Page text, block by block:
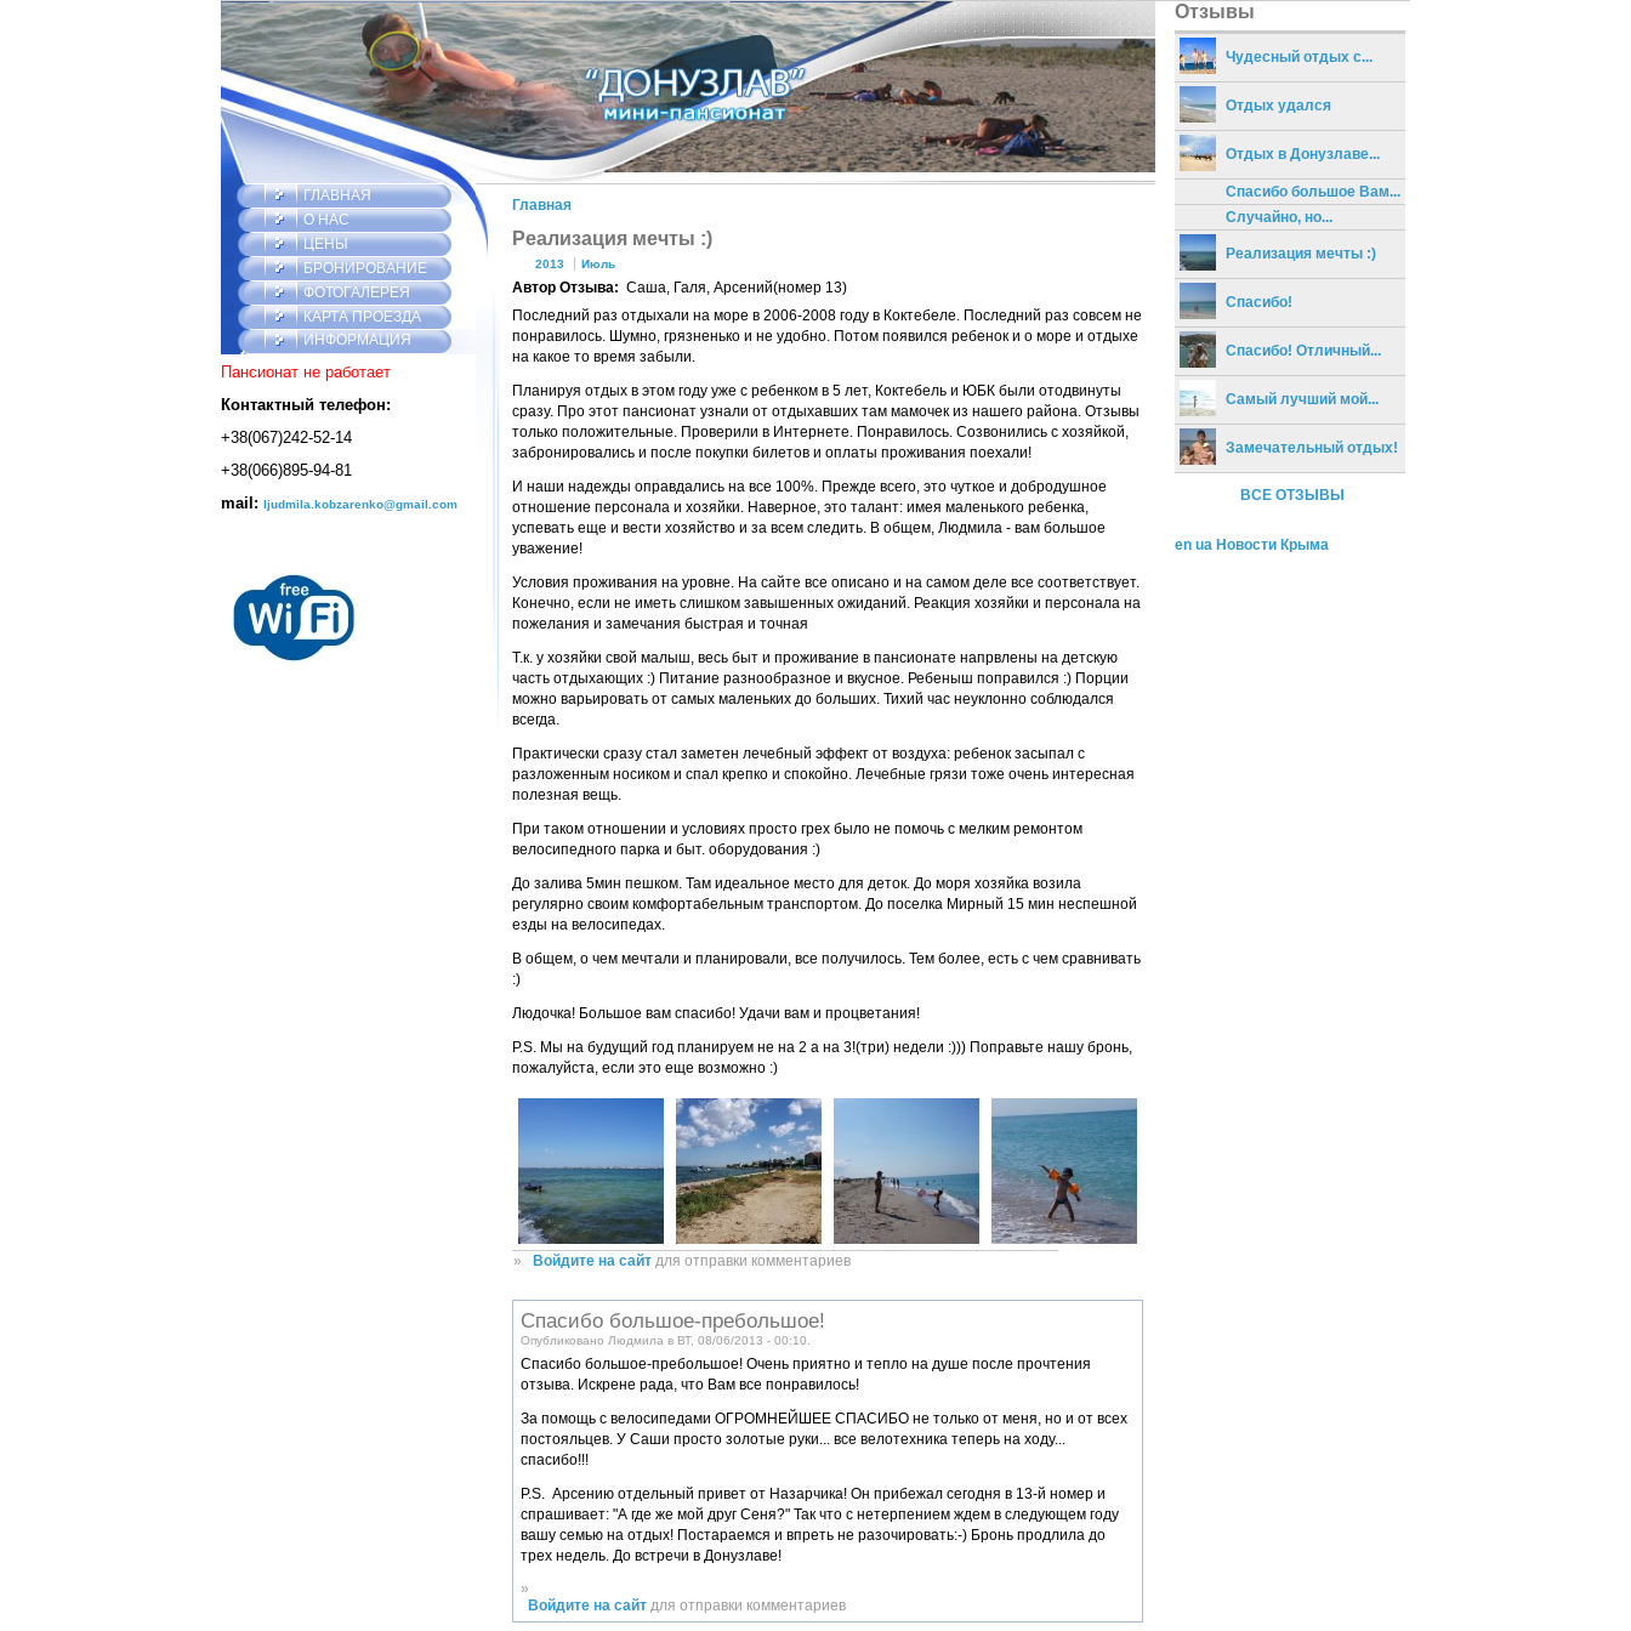
Отзывы
Чудесный отдых с...
Отдых удался
Отдых в Донузлаве...
Спасибо большое Вам...
Случайно, но...
Реализация мечты :)
Спасибо!
Спасибо! Отличный...
Самый лучший мой...
Замечательный отдых!
ВСЕ ОТЗЫВЫ
en ua Новости Крыма
ГЛАВНАЯ
О НАС
ЦЕНЫ
БРОНИРОВАНИЕ
ФОТОГАЛЕРЕЯ
КАРТА ПРОЕЗДА
ИНФОРМАЦИЯ
Пансионат не работает
Контактный телефон:
+38(067)242-52-14
+38(066)895-94-81
mail: ljudmila.kobzarenko@gmail.com
Главная
Реализация мечты :)
2013 Июль
Автор Отзыва: Саша, Галя, Арсений(номер 13)
Последний раз отдыхали на море в 2006-2008 году в Коктебеле. Последний раз совсем не
понравилось. Шумно, грязненько и не удобно. Потом появился ребенок и о море и отдыхе
на какое то время забыли.
Планируя отдых в этом году уже с ребенком в 5 лет, Коктебель и ЮБК были отодвинуты
сразу. Про этот пансионат узнали от отдыхавших там мамочек из нашего района. Отзывы
только положительные. Проверили в Интернете. Понравилось. Созвонились с хозяйкой,
забронировались и после покупки билетов и оплаты проживания поехали!
И наши надежды оправдались на все 100%. Прежде всего, это чуткое и добродушное
отношение персонала и хозяйки. Наверное, это талант: имея маленького ребенка,
успевать еще и вести хозяйство и за всем следить. В общем, Людмила - вам большое
уважение!
Условия проживания на уровне. На сайте все описано и на самом деле все соответствует.
Конечно, если не иметь слишком завышенных ожиданий. Реакция хозяйки и персонала на
пожелания и замечания быстрая и точная
Т.к. у хозяйки свой малыш, весь быт и проживание в пансионате напрвлены на детскую
часть отдыхающих :) Питание разнообразное и вкусное. Ребеныш поправился :) Порции
можно варьировать от самых маленьких до больших. Тихий час неуклонно соблюдался
всегда.
Практически сразу стал заметен лечебный эффект от воздуха: ребенок засыпал с
разложенным носиком и спал крепко и спокойно. Лечебные грязи тоже очень интересная
полезная вещь.
При таком отношении и условиях просто грех было не помочь с мелким ремонтом
велосипедного парка и быт. оборудования :)
До залива 5мин пешком. Там идеальное место для деток. До моря хозяйка возила
регулярно своим комфортабельным транспортом. До поселка Мирный 15 мин неспешной
езды на велосипедах.
В общем, о чем мечтали и планировали, все получилось. Тем более, есть с чем сравнивать
:)
Людочка! Большое вам спасибо! Удачи вам и процветания!
P.S. Мы на будущий год планируем не на 2 а на 3!(три) недели :))) Поправьте нашу бронь,
пожалуйста, если это еще возможно :)
» Войдите на сайт для отправки комментариев
Спасибо большое-пребольшое!
Опубликовано Людмила в ВТ, 08/06/2013 - 00:10.
Спасибо большое-пребольшое! Очень приятно и тепло на душе после прочтения
отзыва. Искрене рада, что Вам все понравилось!
За помощь с велосипедами ОГРОМНЕЙШЕЕ СПАСИБО не только от меня, но и от всех
постояльцев. У Саши просто золотые руки... все велотехника теперь на ходу...
спасибо!!!
P.S. Арсению отдельный привет от Назарчика! Он прибежал сегодня в 13-й номер и
спрашивает: "А где же мой друг Сеня?" Так что с нетерпением ждем в следующем году
вашу семью на отдых! Постараемся и впреть не разочировать:-) Бронь продлила до
трех недель. До встречи в Донузлаве!
»
Войдите на сайт для отправки комментариев